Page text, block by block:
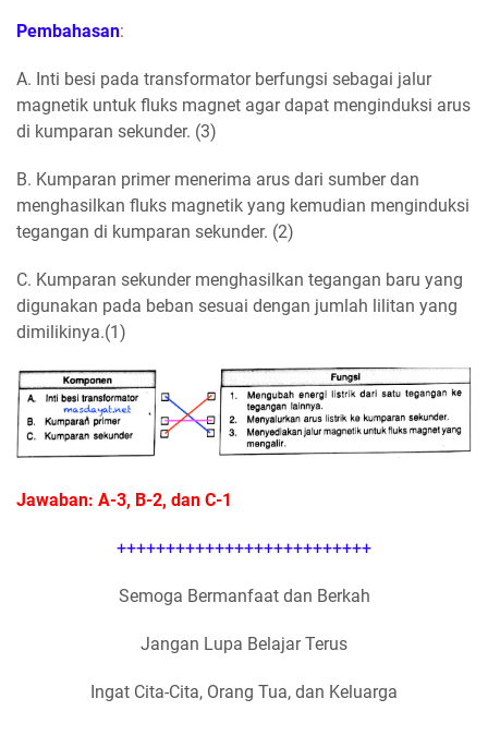
Pembahasan:
A. Inti besi pada transformator berfungsi sebagai jalur
magnetik untuk fluks magnet agar dapat menginduksi arus
di kumparan sekunder. (3)
B. Kumparan primer menerima arus dari sumber dan
menghasilkan fluks magnetik yang kemudian menginduksi
tegangan di kumparan sekunder. (2)
C. Kumparan sekunder menghasilkan tegangan baru yang
digunakan pada beban sesuai dengan jumlah lilitan yang
dimilikinya.(1)
Jawaban: A-3, B-2, dan C-1
++++++++++++++++++++++++++
Semoga Bermanfaat dan Berkah
Jangan Lupa Belajar Terus
Ingat Cita-Cita, Orang Tua, dan Keluarga